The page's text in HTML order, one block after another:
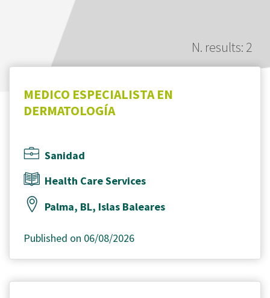
LINKEDIN
N. results: 2
MEDICO ESPECIALISTA EN
DERMATOLOGÍA
Sanidad
Health Care Services
Palma, BL, Islas Baleares
Published on 06/08/2026